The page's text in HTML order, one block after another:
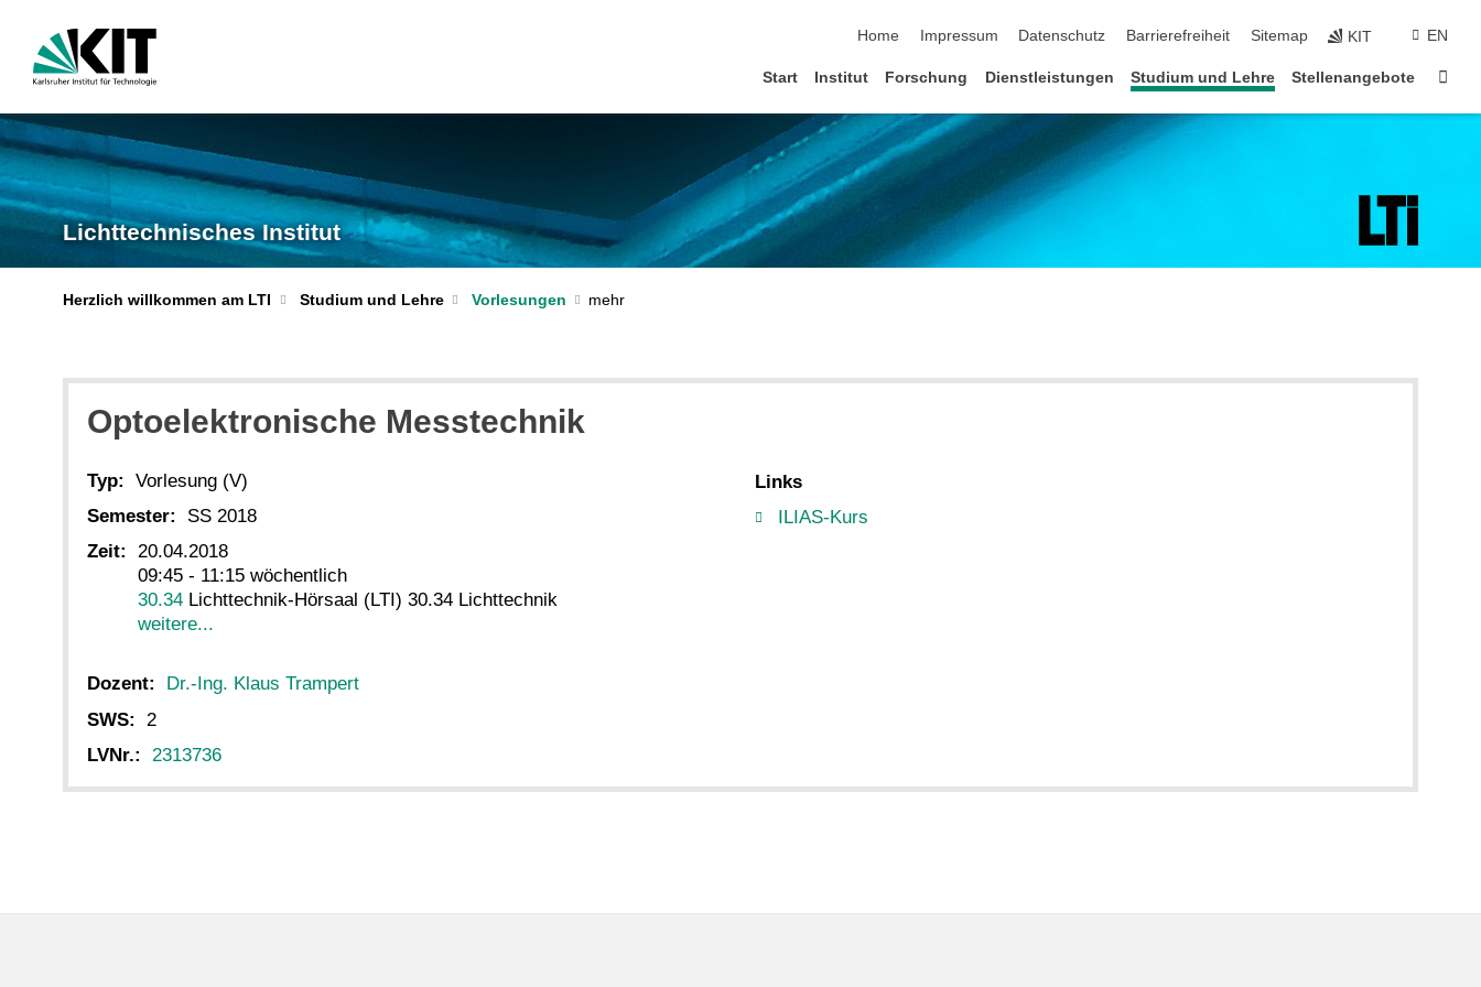
Home
Impressum Datenschutz Barrierefreiheit Sitemap KIT EN
Start Institut Forschung Dienstleistungen Studium und Lehre Stellenangebote
Lichttechnisches Institut
Herzlich willkommen am LTI Studium und Lehre Vorlesungen
Optoelektronische Messtechnik
Typ:
Vorlesung (V)
Semester:
SS 2018
Zeit:
20.04.2018
09:45 - 11:15 wöchentlich
30.34 Lichttechnik-Hörsaal (LTI) 30.34 Lichttechnik
weitere...
Dozent:
Dr.-Ing. Klaus Trampert
SWS:
2
LVNr.:
2313736
Links
ILIAS-Kurs